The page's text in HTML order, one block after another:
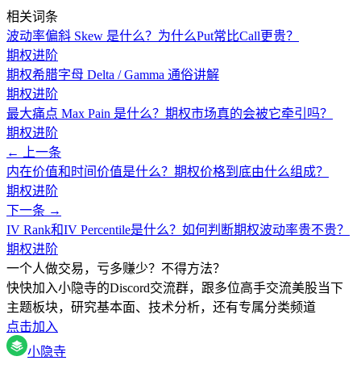
相关词条
波动率偏斜 Skew 是什么？为什么Put常比Call更贵？
期权进阶
期权希腊字母 Delta / Gamma 通俗讲解
期权进阶
最大痛点 Max Pain 是什么？期权市场真的会被它牵引吗？
期权进阶
← 上一条
内在价值和时间价值是什么？期权价格到底由什么组成？
期权进阶
下一条 →
IV Rank和IV Percentile是什么？如何判断期权波动率贵不贵？
期权进阶
一个人做交易，亏多赚少？不得方法？
快快加入小隐寺的Discord交流群，跟多位高手交流美股当下
主题板块，研究基本面、技术分析，还有专属分类频道
点击加入
小隐寺